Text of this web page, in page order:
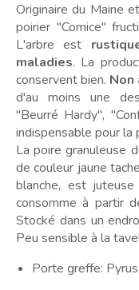
Originaire du Maine
poirier "Comice"
L'arbre est
maladies. La
conservent bien.
d'au moins une
"Beurré Hardy",
indispensable pour la
La poire granuleuse
de couleur jaune
blanche, est
consomme à partir
Stocké dans un
Peu sensible à la
Porte greffe: